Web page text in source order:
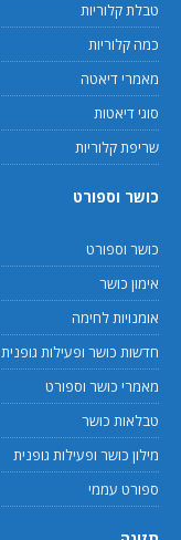
טבלת קלוריות
כמה קלוריות
מאמרי דיאטה
סוגי דיאטות
שריפת קלוריות
כושר וספורט
כושר וספורט
אימון כושר
אומנויות לחימה
חדשות כושר ופעילות גופנית
מאמרי כושר וספורט
טבלאות כושר
מילון כושר ופעילות גופנית
ספורט עממי